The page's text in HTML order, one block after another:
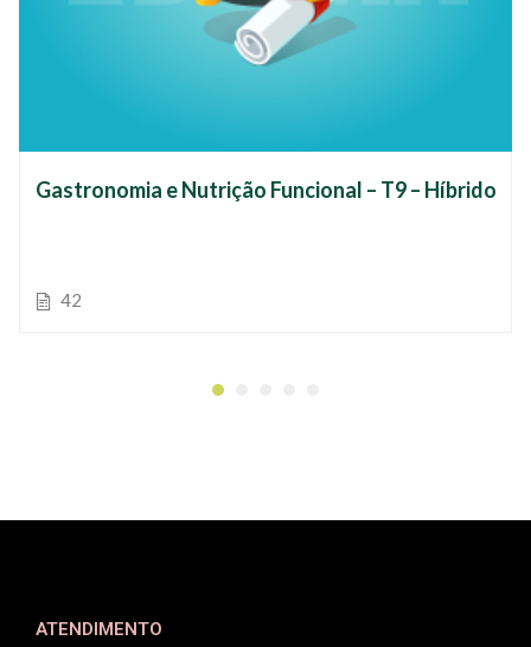
Gastronomia e Nutrição Funcional – T9 – Híbrido
42
ATENDIMENTO